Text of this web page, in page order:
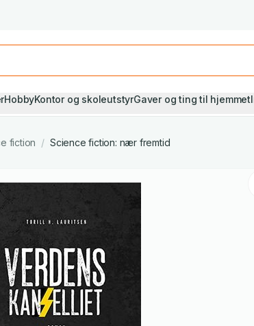
HobbyKontor og skoleutstyrGaver og ting til hjemmet
fiction / Science fiction: nær fremtid